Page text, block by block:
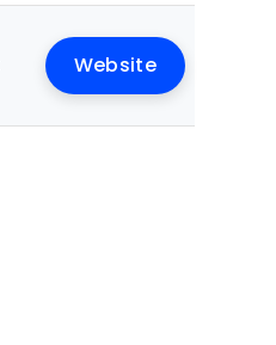
Website